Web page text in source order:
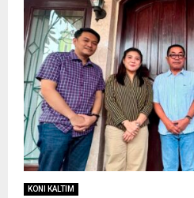
KONI KALTIM